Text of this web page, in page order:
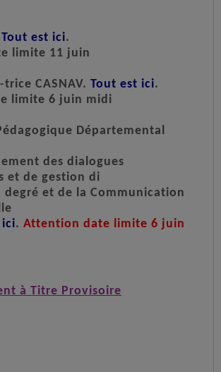
Tout est ici.
limite 11 juin
CASNAV. Tout est ici.
limite 6 juin midi
Départemental
des dialogues
et de gestion di
degré et de la Communication
ici. Attention date limite 6 juin
à Titre Provisoire